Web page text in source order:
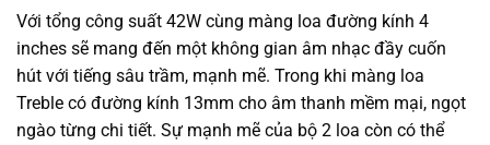
Với tổng công suất 42W cùng màng loa đường kính 4
inches sẽ mang đến một không gian âm nhạc đầy cuốn
hút với tiếng sâu trầm, mạnh mẽ. Trong khi màng loa
Treble có đường kính 13mm cho âm thanh mềm mại, ngọt
ngào từng chi tiết. Sự mạnh mẽ của bộ 2 loa còn có thể